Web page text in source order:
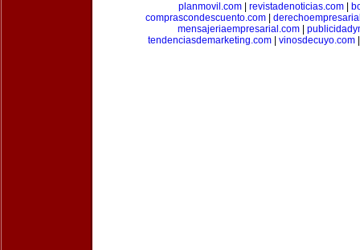
planmovil.com| revistadenoticias.com|
comprascondescuento.com
mensajeriaempresarial.com|
tendenciasdemarketing.com| vinosdecuyo.com